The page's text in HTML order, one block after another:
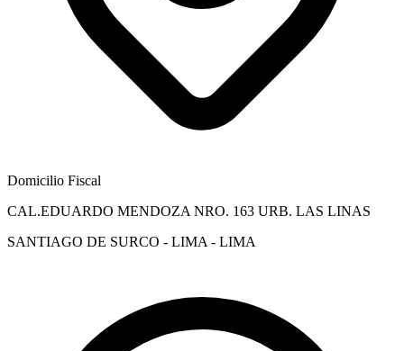
Domicilio Fiscal
CAL.EDUARDO MENDOZA NRO. 163 URB. LAS LINAS
SANTIAGO DE SURCO - LIMA - LIMA